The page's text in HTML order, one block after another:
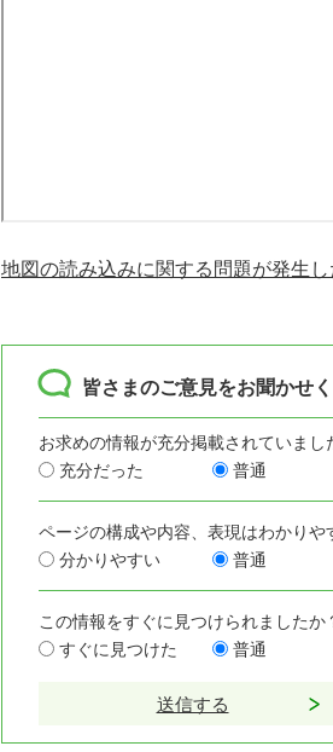
地図の読み込みに関する問題が発生し
皆さまのご意見をお聞かせ
お求めの情報が充分掲載されていまし
充分だった
普通
ページの構成や内容、表現はわかりや
分かりやすい
普通
この情報をすぐに見つけられましたか
すぐに見つけた
普通